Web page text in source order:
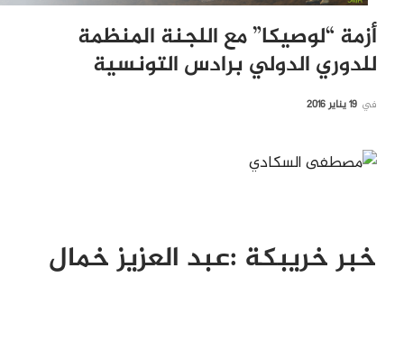
أزمة “لوصيكا” مع اللجنة المنظمة
للدوري الدولي برادس التونسية
في 19 يناير 2016
خبر خريبكة :عبد العزيز خمال